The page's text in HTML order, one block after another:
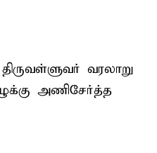
வரலாறு
அணிசேர்த்த